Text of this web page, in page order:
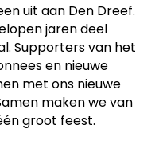
uit aan Den Dreef.
jaren deel
Supporters van het
en nieuwe
met ons nieuwe
maken we van
groot feest.